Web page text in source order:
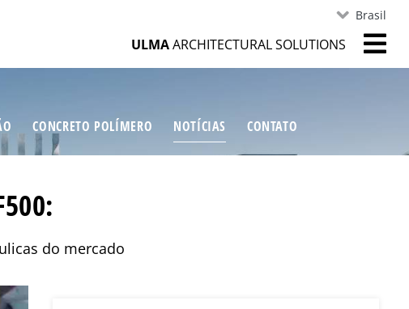
Brasil
ULMAARCHITECTURAL SOLUTIONS
CONCRETO POLÍMERO NOTÍCIAS CONTATO
do mercado